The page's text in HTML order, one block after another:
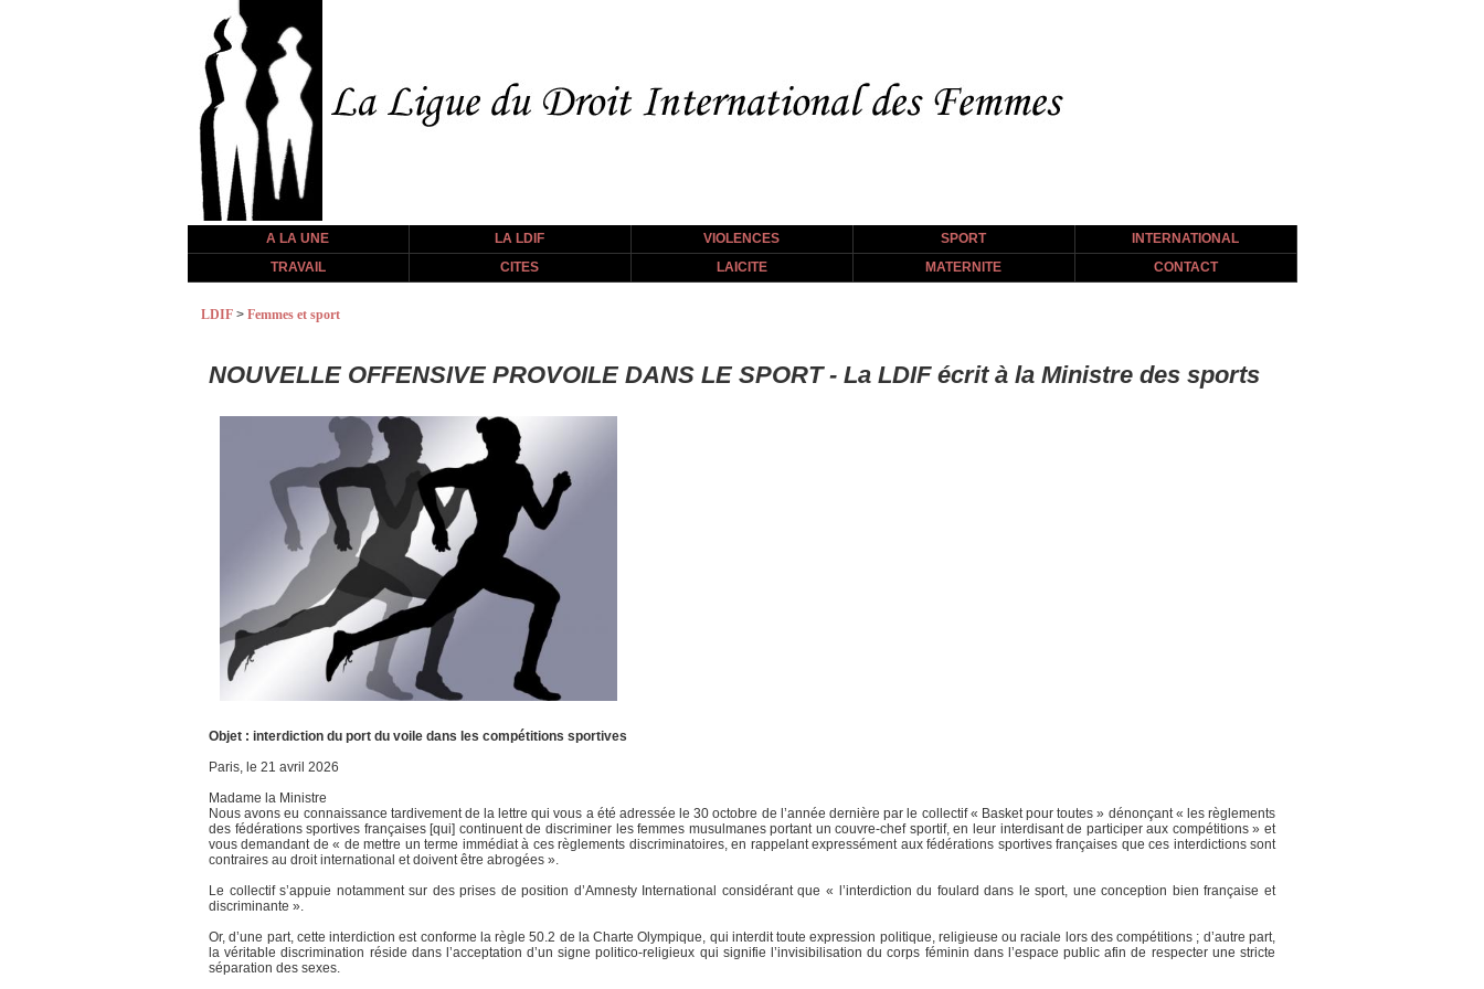
A LA UNE LA LDIF VIOLENCES SPORT
INTERNATIONAL
TRAVAIL
CITES LAICITE MATERNITE CONTACT
LDIF > Femmes et sport
NOUVELLE OFFENSIVE PROVOILE DANS LE SPORT - La LDIF écrit à la Ministre des sports
Objet : interdiction du port du voile dans les compétitions sportives
Paris, le 21 avril 2026
Madame la Ministre
Nous avons eu connaissance tardivement de la lettre qui vous a été adressée le 30 octobre de l’année dernière par le collectif « Basket pour toutes » dénonçant « les règlements
des fédérations sportives françaises [qui] continuent de discriminer les femmes musulmanes portant un couvre-chef sportif, en leur interdisant de participer aux compétitions » et
vous demandant de « de mettre un terme immédiat à ces règlements discriminatoires, en rappelant expressément aux fédérations sportives françaises que ces interdictions sont
contraires au droit international et doivent être abrogées ».
Le collectif s’appuie notamment sur des prises de position d’Amnesty International considérant que « l’interdiction du foulard dans le sport, une conception bien française et
discriminante ».
Or, d’une part, cette interdiction est conforme la règle 50.2 de la Charte Olympique, qui interdit toute expression politique, religieuse ou raciale lors des compétitions ; d’autre part,
la véritable discrimination réside dans l’acceptation d’un signe politico-religieux qui signifie l’invisibilisation du corps féminin dans l’espace public afin de respecter une stricte
séparation des sexes.